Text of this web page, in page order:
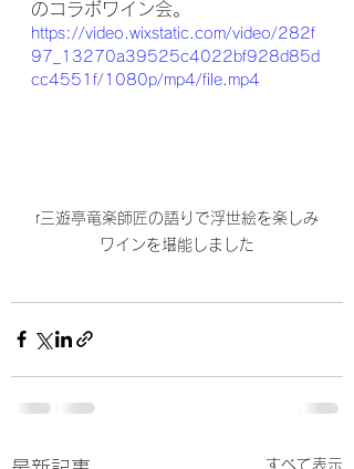
のコラボワイン会。
https://video.wixstatic.com/video/282f
97_13270a39525c4022bf928d85d
cc4551f/1080p/mp4/file.mp4
r三遊亭竜楽師匠の語りで浮世絵を楽しみ
ワインを堪能しました
すべて表示